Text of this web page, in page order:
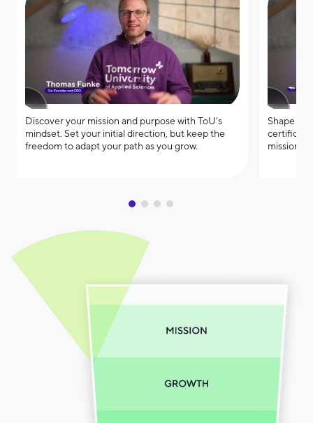
Discover your mission and purpose with ToU’s
mindset. Set your initial direction, but keep the
freedom to adapt your path as you grow.
Shape
mission,